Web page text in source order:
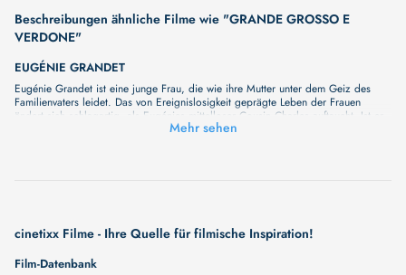
Beschreibungen ähnliche Filme wie "GRANDE GROSSO E
VERDONE"
EUGÉNIE GRANDET
Eugénie Grandet ist eine junge Frau, die wie ihre Mutter unter dem Geiz des
Familienvaters leidet. Das von Ereignislosigkeit geprägte Leben der Frauen
ändert sich schlagartig, als Eugénies mittelloser Cousin Charles auftaucht. Ist er
Mehr sehen
cinetixx Filme - Ihre Quelle für filmische Inspiration!
Film-Datenbank